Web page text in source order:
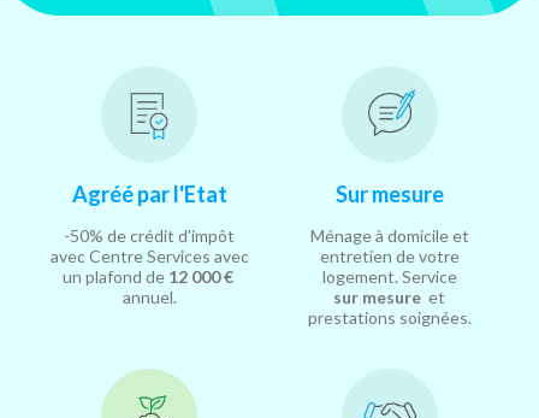
Agréé par l'Etat
-50% de crédit d'impôt
avec Centre Services avec
un plafond de 12 000 €
annuel.
Sur mesure
Ménage à domicile et
entretien de votre
logement. Service
sur mesure et
prestations soignées.